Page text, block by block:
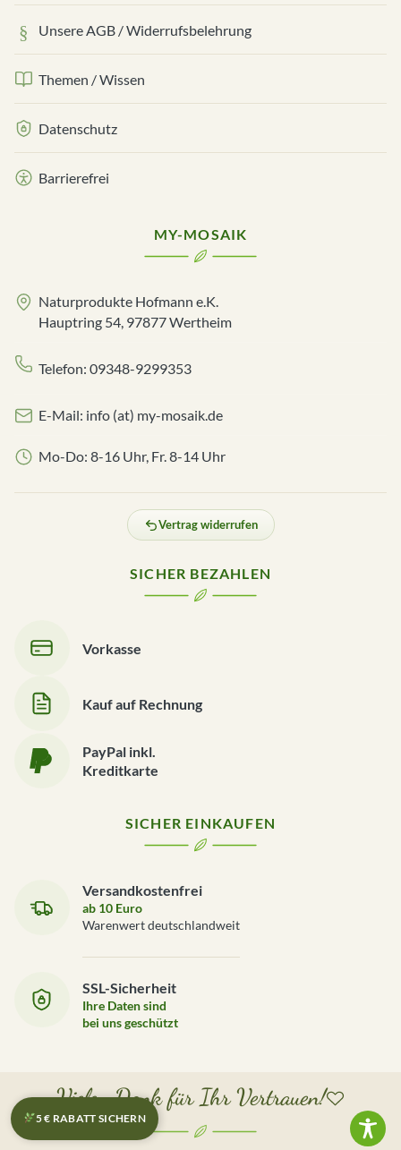
Unsere AGB / Widerrufsbelehrung
Themen / Wissen
Datenschutz
Barrierefrei
MY-MOSAIK
Naturprodukte Hofmann e.K.
Hauptring 54, 97877 Wertheim
Telefon: 09348-9299353
E-Mail: info (at) my-mosaik.de
Mo-Do: 8-16 Uhr, Fr. 8-14 Uhr
Vertrag widerrufen
SICHER BEZAHLEN
Vorkasse
Kauf auf Rechnung
PayPal inkl.
Kreditkarte
SICHER EINKAUFEN
Versandkostenfrei
ab 10 Euro
Warenwert deutschlandweit
SSL-Sicherheit
Ihre Daten sind
bei uns geschützt
Vielen Dank für Ihr Vertrauen!
5 € RABATT SICHERN